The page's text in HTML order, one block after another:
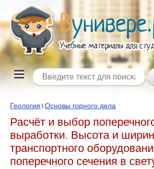
Геология \Основы горного дела
Расчёт и выбор
выработки. Высота и
транспортного
поперечного сечения в